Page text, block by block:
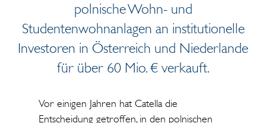
polnische Wohn- und
Studentenwohnanlagen an institutionelle
Investoren in Österreich und Niederlande
für über 60 Mio. € verkauft.
Vor einigen Jahren hat Catella die
Entscheidung getroffen, in den polnischen